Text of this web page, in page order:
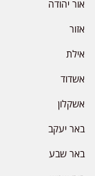
אור יהודה
אזור
אילת
אשדוד
אשקלון
באר יעקב
באר שבע